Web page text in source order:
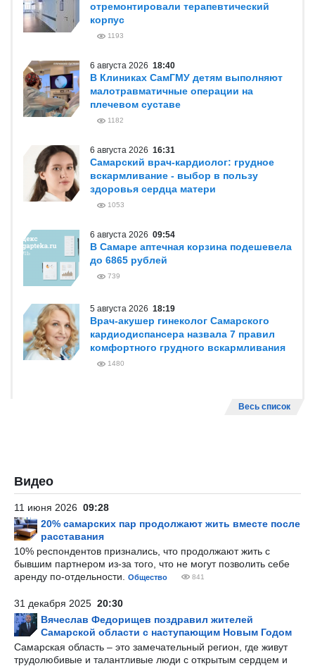
отремонтировали терапевтический
корпус
1193
6 августа 2026 18:40
В Клиниках СамГМУ детям выполняют
малотравматичные операции на
плечевом суставе
1182
6 августа 2026 16:31
Самарский врач-кардиолог: грудное
вскармливание - выбор в пользу
здоровья сердца матери
1053
6 августа 2026 09:54
В Самаре аптечная корзина подешевела
до 6865 рублей
739
5 августа 2026 18:19
Врач-акушер гинеколог Самарского
кардиодиспансера назвала 7 правил
комфортного грудного вскармливания
1480
Весь список
Видео
11 июня 2026 09:28
20% самарских пар продолжают жить вместе после
расставания
10% респондентов признались, что продолжают жить с
бывшим партнером из-за того, что не могут позволить себе
аренду по-отдельности.
Общество 841
31 декабря 2025 20:30
Вячеслав Федорищев поздравил жителей
Самарской области с наступающим Новым Годом
Самарская область – это замечательный регион, где живут
трудолюбивые и талантливые люди с открытым сердцем и